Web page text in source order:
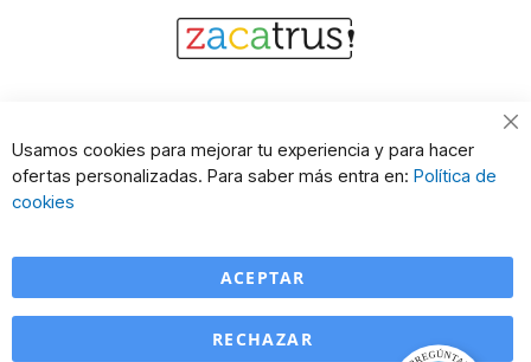
Usamos cookies para mejorar tu experiencia y para hacer
ofertas personalizadas. Para saber más entra en: Política de
cookies
ACEPTAR
RECHAZAR